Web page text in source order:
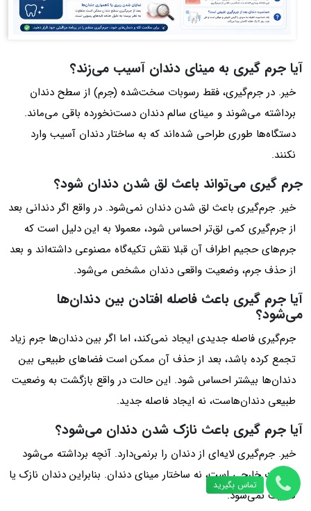
آیا جرم گیری به مینای دندان آسیب می‌زند؟
خیر. در جرم‌گیری، فقط رسوبات سخت‌شده (جرم) از سطح دندان
برداشته می‌شوند و مینای سالم دندان دست‌نخورده باقی می‌ماند.
دستگاه‌ها طوری طراحی شده‌اند که به ساختار دندان آسیب وارد
نکنند.
جرم گیری می‌تواند باعث لق شدن دندان شود؟
خیر. جرم‌گیری باعث لق شدن دندان نمی‌شود. در واقع اگر دندانی بعد
از جرم‌گیری کمی لق‌تر احساس شود، معمولا به این دلیل است که
جرم‌های حجیم اطراف آن قبلا نقش تکیه‌گاه مصنوعی داشته‌اند و بعد
از حذف جرم، وضعیت واقعی دندان مشخص می‌شود.
آیا جرم گیری باعث فاصله افتادن بین دندان‌ها
می‌شود؟
جرم‌گیری فاصله جدیدی ایجاد نمی‌کند، اما اگر بین دندان‌ها جرم زیاد
تجمع کرده باشد، بعد از حذف آن ممکن است فضاهای طبیعی بین
دندان‌ها بیشتر احساس شود. این حالت در واقع بازگشت به وضعیت
طبیعی دندان‌هاست، نه ایجاد فاصله جدید.
آیا جرم گیری باعث نازک شدن دندان می‌شود؟
خیر. جرم‌گیری لایه‌ای از دندان را برنمی‌دارد. آنچه برداشته می‌شود
رسوبات خارجی است، نه ساختار مینای دندان. بنابراین دندان نازک یا
ضعیف نمی‌شود.
تماس بگیرید